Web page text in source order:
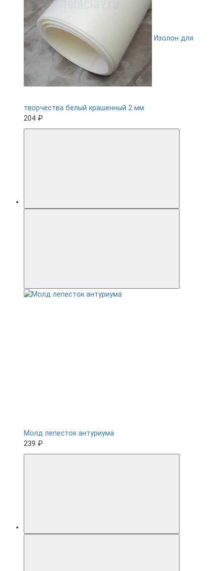
Изолон для
творчества белый крашенный 2 мм
204 ₽
Молд лепесток антуриума
239 ₽